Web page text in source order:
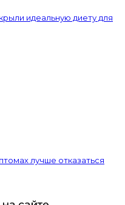
идеальную диету для
лучше отказаться